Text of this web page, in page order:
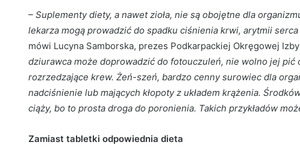
– Suplementy diety, a nawet zioła, nie są obojętne dla
lekarza mogą prowadzić do spadku ciśnienia krwi, arytmii
mówi Lucyna Samborska, prezes Podkarpackiej Okręgowej
dziurawca może doprowadzić do fotouczuleń, nie wolno jej pić
rozrzedzające krew. Żeń-szeń, bardzo cenny surowiec dla
nadciśnienie lub mających kłopoty z układem krążenia.
ciąży, bo to prosta droga do poronienia. Takich przykładów
Zamiast tabletki odpowiednia dieta